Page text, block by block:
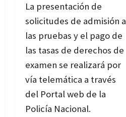
La presentación de
solicitudes de admisión a
las pruebas y el pago de
las tasas de derechos de
examen se realizará por
vía telemática a través
del Portal web de la
Policía Nacional.